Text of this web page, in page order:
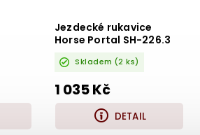
Jezdecké rukavice
Horse Portal SH-226.3
Skladem (2 ks)
1 035 Kč
DETAIL